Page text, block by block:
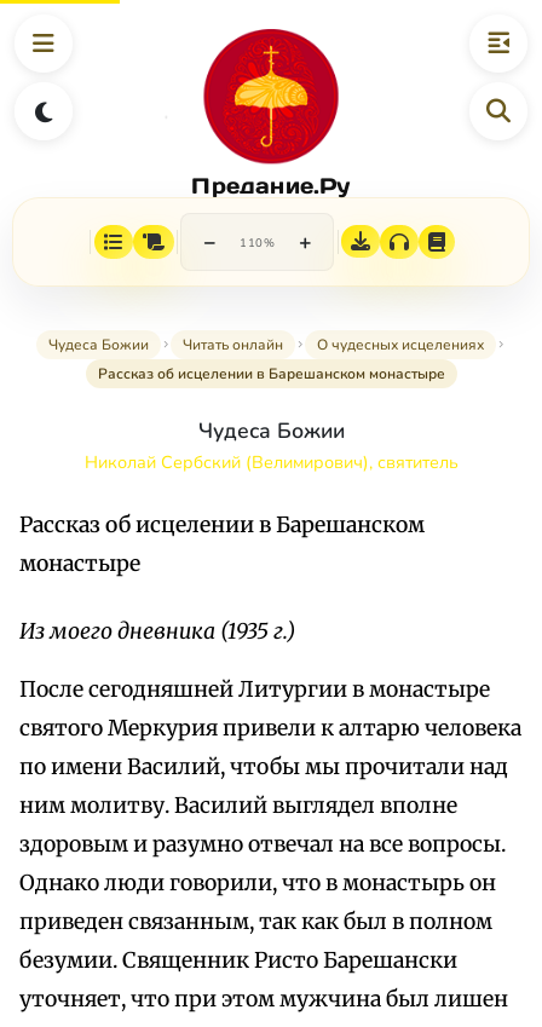
Предание.Ру
− 110% +
Чудеса Божии Читать онлайн
О чудесных исцелениях
Рассказ об исцелении в Барешанском монастыре
Чудеса Божии
Николай Сербский (Велимирович), святитель
Рассказ об исцелении в Барешанском
монастыре
Из моего дневника (1935 г.)
После сегодняшней Литургии в монастыре
святого Меркурия привели к алтарю человека
по имени Василий, чтобы мы прочитали над
ним молитву. Василий выглядел вполне
здоровым и разумно отвечал на все вопросы.
Однако люди говорили, что в монастырь он
приведен связанным, так как был в полном
безумии. Священник Ристо Барешански
уточняет, что при этом мужчина был лишен